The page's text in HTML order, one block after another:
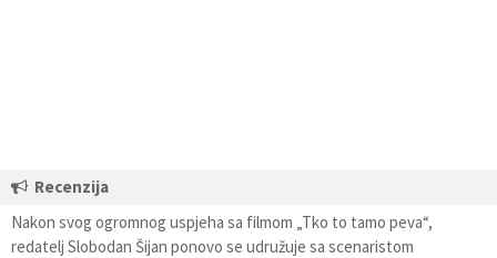
Recenzija
Nakon svog ogromnog uspjeha sa filmom „Tko to tamo peva“,
redatelj Slobodan Šijan ponovo se udružuje sa scenaristom